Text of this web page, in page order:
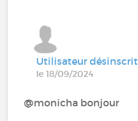
Utilisateur désinscrit
le 18/09/2024
@monicha bonjour